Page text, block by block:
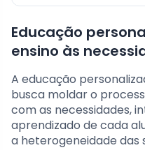
Educação
ensino às
A educação
busca moldar o
com as necessidades,
aprendizado de cada
a heterogeneidade das